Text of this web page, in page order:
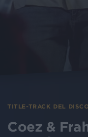
TITLE-TRACK DEL
Coez &